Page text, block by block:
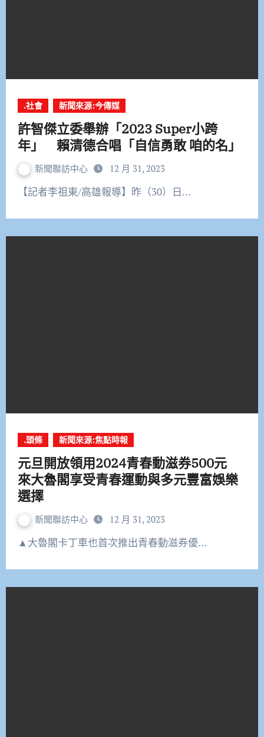
.社會 新聞來源:今傳媒
許智傑立委舉辦「2023 Super小跨
年」 賴清德合唱「自信勇敢 咱的名」
新聞聯訪中心 12 月 31, 2023
【記者李祖東/高雄報導】昨（30）日…
.頭條 新聞來源:焦點時報
元旦開放領用2024青春動滋券500元
來大魯閣享受青春運動與多元豐富娛樂
選擇
新聞聯訪中心 12 月 31, 2023
▲大魯閣卡丁車也首次推出青春動滋券優…